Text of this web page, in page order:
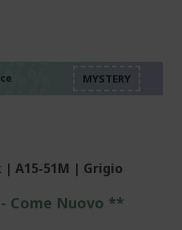
| A15-51M | Grigio
Come Nuovo **